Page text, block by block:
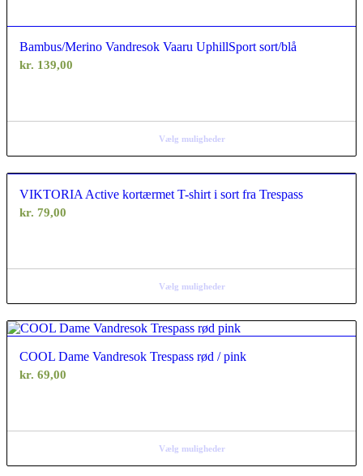
Bambus/Merino Vandresok Vaaru UphillSport sort/blå
kr. 139,00
Vælg muligheder
VIKTORIA Active kortærmet T-shirt i sort fra Trespass
kr. 79,00
Vælg muligheder
COOL Dame Vandresok Trespass rød / pink
kr. 69,00
Vælg muligheder